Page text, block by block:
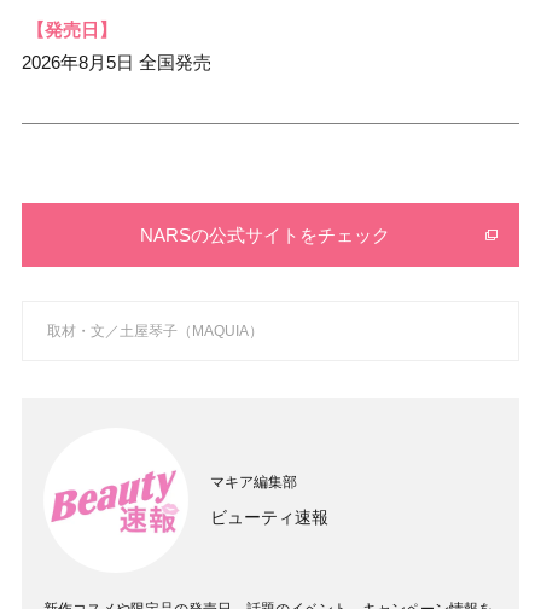
【発売日】
2026年8月5日 全国発売
NARSの公式サイトをチェック
取材・文／土屋琴子（MAQUIA）
マキア編集部
ビューティ速報